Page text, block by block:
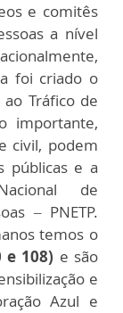
e comitês
a nível
foi criado o
Tráfico de
importante,
civil, podem
públicas e a
de
– PNETP.
temos o
e 108) e são
e
Azul e